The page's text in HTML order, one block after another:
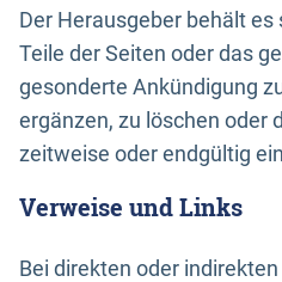
Der Herausgeber behält es
Teile der Seiten oder das
gesonderte Ankündigung
ergänzen, zu löschen oder
zeitweise oder endgültig
Verweise und Links
Bei direkten oder